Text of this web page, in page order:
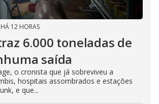
HÁ 12 HORAS
6.000 toneladas de
saída
o cronista que já sobreviveu a
hospitais assombrados e estações
e que...